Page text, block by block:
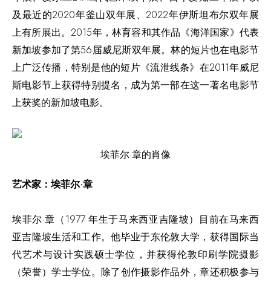
及最近的2020年釜山双年展、2022年伊斯坦布尔双年展
上有所展出。2015年，林育容和其作品《海洋国家》代表
新加坡参加了第56届威尼斯双年展。林的短片也在电影节
上广泛传播，特别是他的短片《流泄线条》在2011年威尼
斯电影节上获得特别提名，成为第一部在这一著名电影节
上获奖的新加坡电影。
埃菲尔·章的肖像
艺术家：埃菲尔·章
埃菲尔·章（1977 年生于马来西亚吉隆坡）目前在马来西
亚吉隆坡生活和工作。他毕业于东伦敦大学，获得国际当
代艺术与设计实践硕士学位，并获得伦敦印刷学院摄影
（荣誉）学士学位。除了创作摄影作品外，章还积极参与